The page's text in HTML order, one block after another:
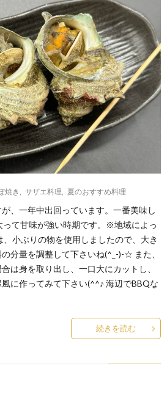
せ
シ
ー
ー
焼き サザエ料理 夏のおすすめ料理
、一年中出回っています。一番美味し
って甘味が強い時期です。※地域によっ
小ぶりの物を使用しましたので、大き
分量を調整して下さいね(^_-)-☆ また、
は身を取り出し、一口大にカットし、
に作ってみて下さい(^^♪ 海辺でBBQな
続きを読む